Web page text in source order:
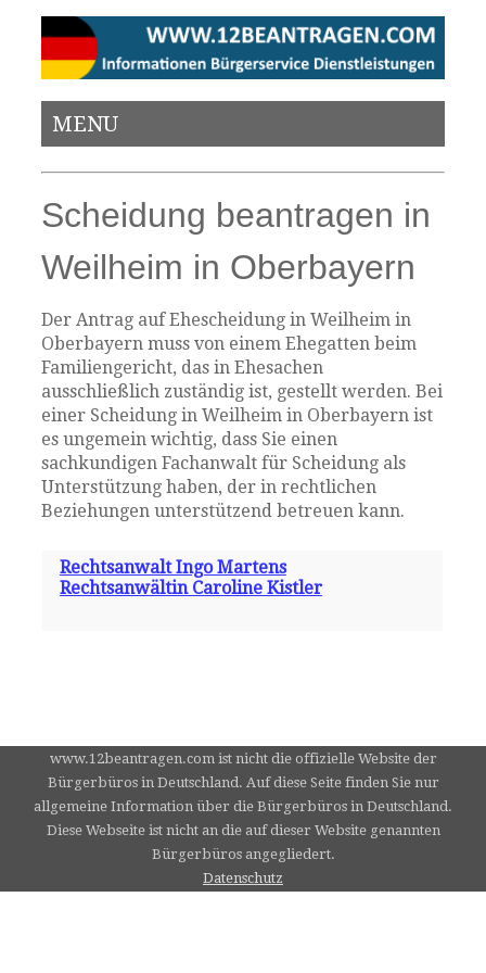
MENU
Scheidung beantragen in
Weilheim in Oberbayern
Der Antrag auf Ehescheidung in Weilheim in
Oberbayern muss von einem Ehegatten beim
Familiengericht, das in Ehesachen
ausschließlich zuständig ist, gestellt werden. Bei
einer Scheidung in Weilheim in Oberbayern ist
es ungemein wichtig, dass Sie einen
sachkundigen Fachanwalt für Scheidung als
Unterstützung haben, der in rechtlichen
Beziehungen unterstützend betreuen kann.
Rechtsanwalt Ingo Martens
Rechtsanwältin Caroline Kistler
www.12beantragen.com ist nicht die offizielle Website der
Bürgerbüros in Deutschland. Auf diese Seite finden Sie nur
allgemeine Information über die Bürgerbüros in Deutschland.
Diese Webseite ist nicht an die auf dieser Website genannten
Bürgerbüros angegliedert.
Datenschutz